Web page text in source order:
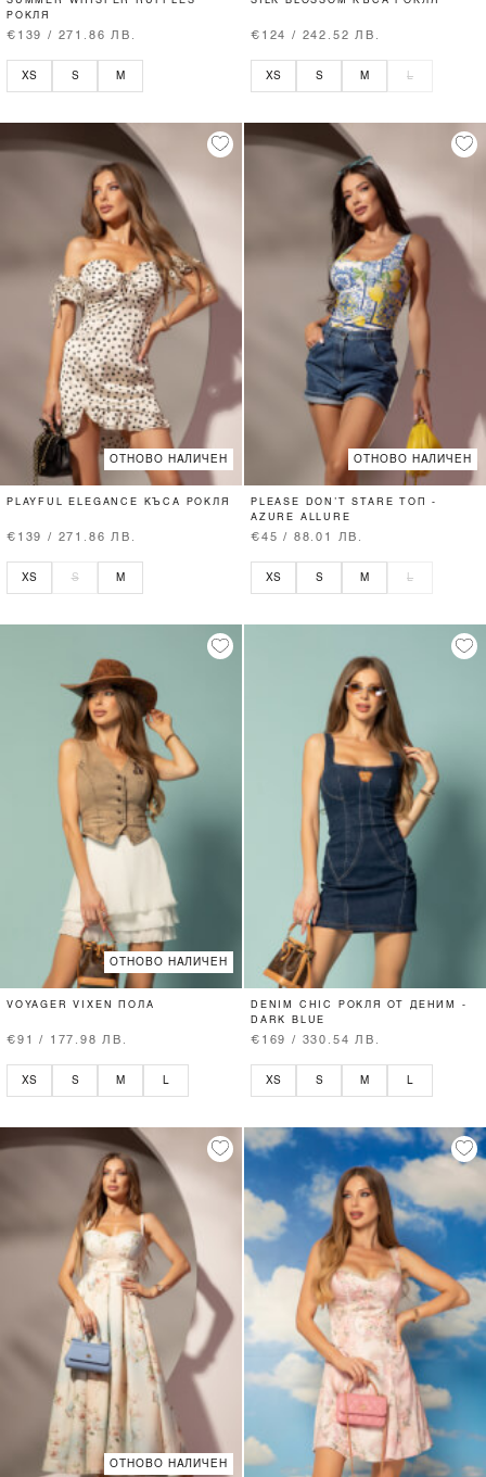
РОКЛЯ
€139 / 271.86 ЛВ.
XS S M
€124 / 242.52 ЛВ.
XS S M L
ОТНОВО НАЛИЧЕН
PLAYFUL ELEGANCE КЪСА РОКЛЯ
€139 / 271.86 ЛВ.
XS S M
ОТНОВО НАЛИЧЕН
PLEASE DON’T STARE ТОП -
AZURE ALLURE
€45 / 88.01 ЛВ.
XS S M L
ОТНОВО НАЛИЧЕН
VOYAGER VIXEN ПОЛА
€91 / 177.98 ЛВ.
XS S M
DENIM CHIC РОКЛЯ ОТ ДЕНИМ -
DARK BLUE
€169 / 330.54 ЛВ.
XS S M
ОТНОВО НАЛИЧЕН